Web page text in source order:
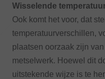
Wisselende
Ook komt het voor, dat
temperatuurverschillen,
plaatsen oorzaak zijn
metselwerk. Hoewel dit
uitstekende wijze is te